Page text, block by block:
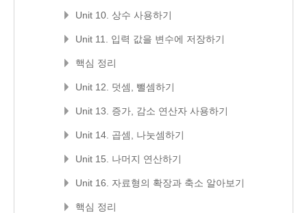
Unit 10. 상수 사용하기
Unit 11. 입력 값을 변수에 저장하기
핵심 정리
Unit 12. 덧셈, 뺄셈하기
Unit 13. 증가, 감소 연산자 사용하기
Unit 14. 곱셈, 나눗셈하기
Unit 15. 나머지 연산하기
Unit 16. 자료형의 확장과 축소 알아보기
핵심 정리